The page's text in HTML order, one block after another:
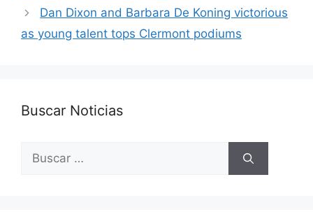
Dan Dixon and Barbara De Koning victorious
as young talent tops Clermont podiums
Buscar Noticias
Buscar: